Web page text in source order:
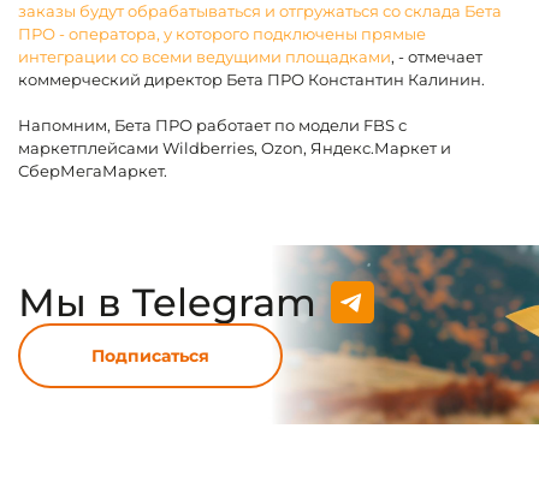
заказы будут обрабатываться и отгружаться со склада Бета
ПРО - оператора, у которого подключены прямые
интеграции со всеми ведущими площадками, - отмечает
коммерческий директор Бета ПРО Константин Калинин.
Напомним, Бета ПРО работает по модели FBS с
маркетплейсами Wildberries, Ozon, Яндекс.Маркет и
СберМегаМаркет.
Мы в Telegram
Подписаться